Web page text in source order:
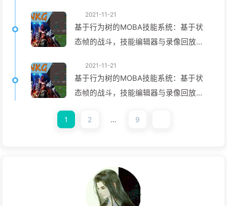
2021-11-21
基于行为树的MOBA技能系统：基于状
态帧的战斗，技能编辑器与录像回放系
2021-11-21
基于行为树的MOBA技能系统：基于状
态帧的战斗，技能编辑器与录像回放系
1 2 … 9